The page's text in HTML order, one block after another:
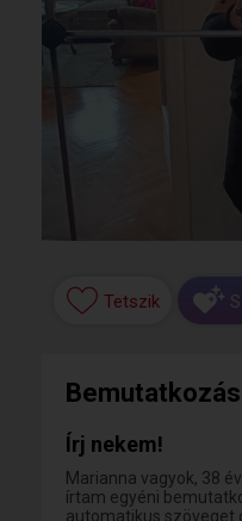
Tetszik
Bemutatkozás
Írj nekem!
Marianna vagyok, 38
írtam egyéni
automatikus szöveget